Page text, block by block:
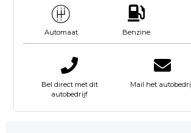
Automaat Benzine
Bel direct met dit
autobedrijf
Mail het